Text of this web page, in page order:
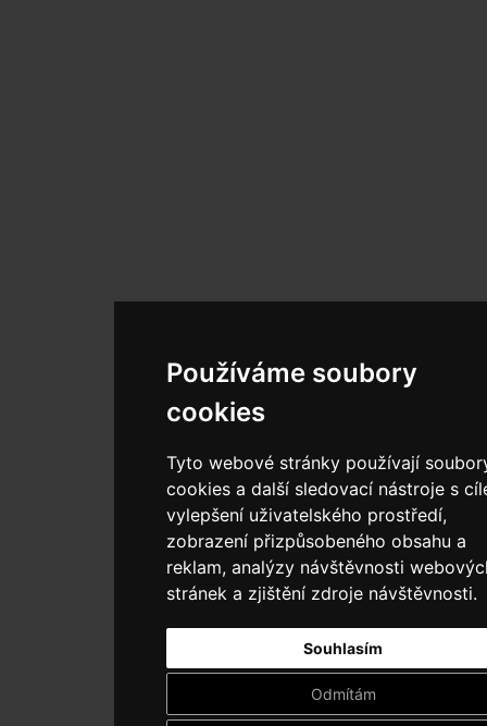
Používáme soubory
cookies
Tyto webové stránky používají
cookies a další sledovací nástroje s
vylepšení uživatelského prostředí,
zobrazení přizpůsobeného obsahu a
reklam, analýzy návštěvnosti
stránek a zjištění zdroje návštěvnosti.
Souhlasím
Odmítám